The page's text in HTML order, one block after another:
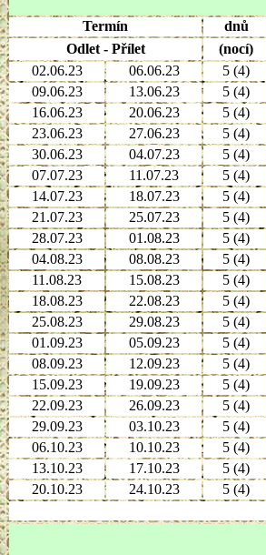
Termín dnů
Odlet - Přílet
(nocí)
02.06.23
06.06.23 5 (4)
09.06.23
13.06.23 5 (4)
16.06.23
20.06.23 5 (4)
23.06.23
27.06.23 5 (4)
30.06.23
04.07.23 5 (4)
07.07.23
11.07.23 5 (4)
14.07.23
18.07.23 5 (4)
21.07.23
25.07.23 5 (4)
28.07.23
01.08.23 5 (4)
04.08.23
08.08.23 5 (4)
11.08.23
15.08.23 5 (4)
18.08.23
22.08.23 5 (4)
25.08.23
29.08.23 5 (4)
01.09.23
05.09.23 5 (4)
08.09.23
12.09.23 5 (4)
15.09.23
19.09.23 5 (4)
22.09.23
26.09.23 5 (4)
29.09.23
03.10.23 5 (4)
06.10.23
10.10.23 5 (4)
13.10.23
17.10.23 5 (4)
20.10.23
24.10.23 5 (4)